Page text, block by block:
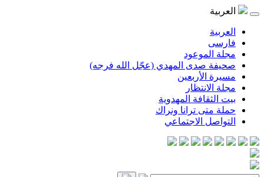
المهدي (عجّل الله فرجه)
المهدوية
ترانا ونراك
الاجتماعي